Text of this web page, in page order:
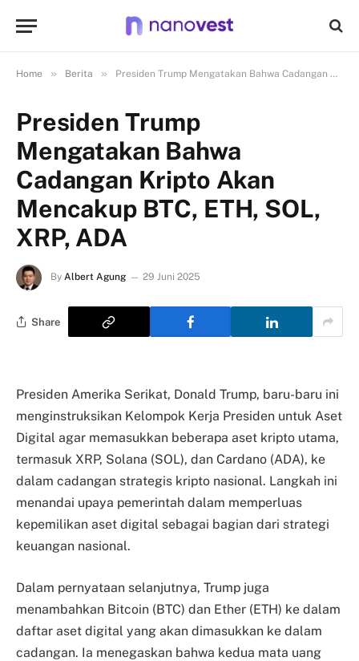
Home » Berita » Presiden Trump Mengatakan Bahwa Cadangan Kripto Akan Mencakup BTC, ETH, SOL, XRP, ADA
Presiden Trump
Mengatakan Bahwa
Cadangan Kripto Akan
Mencakup BTC, ETH, SOL,
XRP, ADA
By Albert Agung 29 Juni 2025
Share
Presiden Amerika Serikat, Donald Trump, baru-baru ini
menginstruksikan Kelompok Kerja Presiden untuk Aset
Digital agar memasukkan beberapa aset kripto utama,
termasuk XRP, Solana (SOL), dan Cardano (ADA), ke
dalam cadangan strategis kripto nasional. Langkah ini
menandai upaya pemerintah dalam memperluas
kepemilikan aset digital sebagai bagian dari strategi
keuangan nasional.
Dalam pernyataan selanjutnya, Trump juga
menambahkan Bitcoin (BTC) dan Ether (ETH) ke dalam
daftar aset digital yang akan dimasukkan ke dalam
cadangan. Ia menegaskan bahwa kedua mata uang